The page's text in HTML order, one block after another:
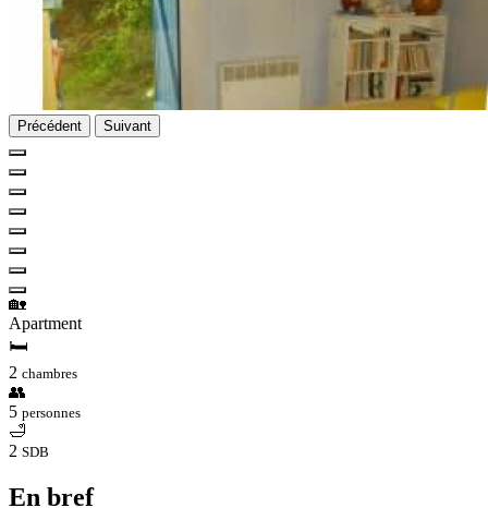
Précédent Suivant
🏡
Apartment
🛏
2 chambres
👥
5 personnes
🛁
2 SDB
En bref